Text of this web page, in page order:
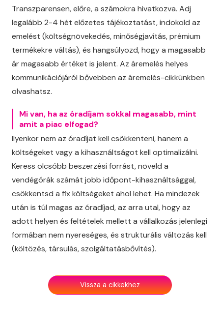
Transzparensen, előre, a számokra hivatkozva. Adj
legalább 2-4 hét előzetes tájékoztatást, indokold az
emelést (költségnövekedés, minőségjavítás, prémium
termékekre váltás), és hangsúlyozd, hogy a magasabb
ár magasabb értéket is jelent. Az áremelés helyes
kommunikációjáról bővebben az áremelés-cikkünkben
olvashatsz.
Mi van, ha az óradíjam sokkal magasabb, mint
amit a piac elfogad?
Ilyenkor nem az óradíjat kell csökkenteni, hanem a
költségeket vagy a kihasználtságot kell optimalizálni.
Keress olcsóbb beszerzési forrást, növeld a
vendégórák számát jobb időpont-kihasználtsággal,
csökkentsd a fix költségeket ahol lehet. Ha mindezek
után is túl magas az óradíjad, az arra utal, hogy az
adott helyen és feltételek mellett a vállalkozás jelenlegi
formában nem nyereséges, és strukturális változás kell
(költözés, társulás, szolgáltatásbővítés).
Vissza a cikkekhez